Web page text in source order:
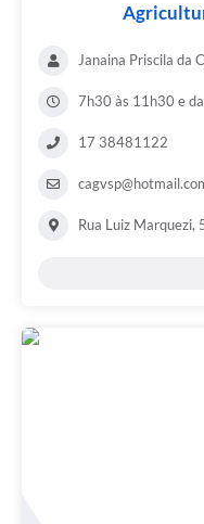
Janaina Priscila da
7h30 às 11h30 e
17 38481122
Rua Luiz Marquezi,